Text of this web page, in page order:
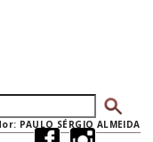
de busca
PAULO SÉRGIO ALMEIDA